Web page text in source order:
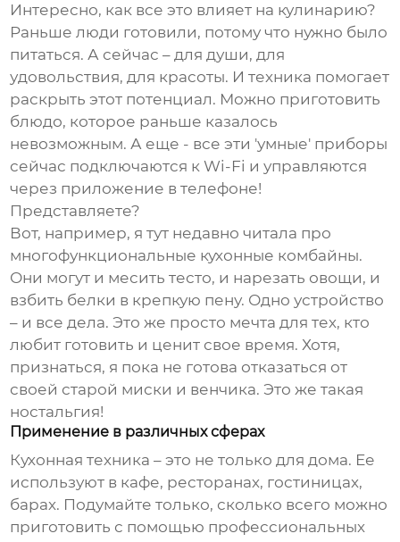
Интересно, как все это влияет на кулинарию?
Раньше люди готовили, потому что нужно было
питаться. А сейчас – для души, для
удовольствия, для красоты. И техника помогает
раскрыть этот потенциал. Можно приготовить
блюдо, которое раньше казалось
невозможным. А еще - все эти 'умные' приборы
сейчас подключаются к Wi-Fi и управляются
через приложение в телефоне!
Представляете?
Вот, например, я тут недавно читала про
многофункциональные кухонные комбайны.
Они могут и месить тесто, и нарезать овощи, и
взбить белки в крепкую пену. Одно устройство
– и все дела. Это же просто мечта для тех, кто
любит готовить и ценит свое время. Хотя,
признаться, я пока не готова отказаться от
своей старой миски и венчика. Это же такая
ностальгия!
Применение в различных сферах
Кухонная техника – это не только для дома. Ее
используют в кафе, ресторанах, гостиницах,
барах. Подумайте только, сколько всего можно
приготовить с помощью профессиональных